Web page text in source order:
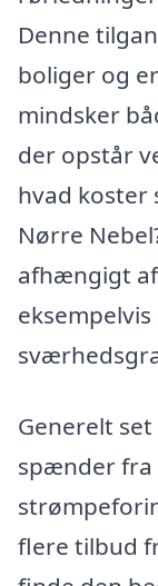
Denne
boliger og
mindsker
der opstår
hvad
Nørre
afhængigt
Generelt
spænder fra
flere tilbud